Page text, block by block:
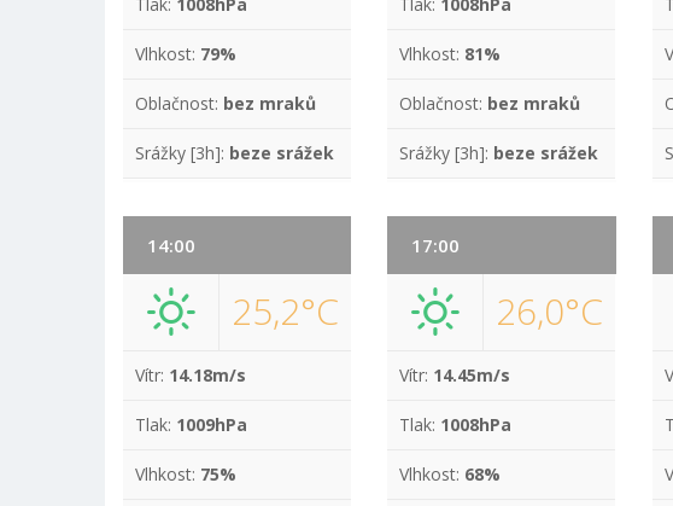
Vlhkost: 79%
Oblačnost: bez mraků
Srážky [3h]: beze srážek
Vlhkost: 81%
Oblačnost: bez mraků
Srážky [3h]: beze srážek
14:00
25,2°C
Vítr: 14.18m/s
Tlak: 1009hPa
Vlhkost: 75%
17:00
26,0°C
Vítr: 14.45m/s
Tlak: 1008hPa
Vlhkost: 68%